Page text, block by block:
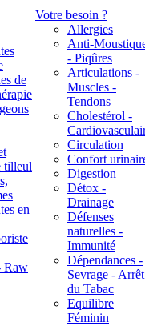
de
tilleul
en
Raw
Votre besoin ?
Allergies
Anti-
- Piqûres
Articulations -
Muscles -
Tendons
Cholestérol -
Circulation
Confort
Digestion
Détox -
Drainage
Défenses
naturelles -
Immunité
Dépendances -
Sevrage - Arrêt
du Tabac
Equilibre
Féminin